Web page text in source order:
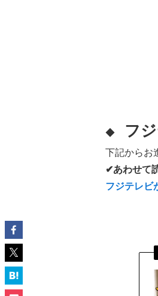
◆ フ
下記からお
✔あわせて
フジテレビ